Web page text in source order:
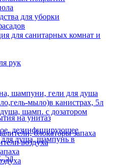
для уборки
для санитарных комнат и
рук
на унитаз
шампуни, гели для душа
мыло)в канистрах, 5л
шамп. с дозатором
дезинфицирующее
душа, шампунь в
5л
блокаторы запаха
воздуха